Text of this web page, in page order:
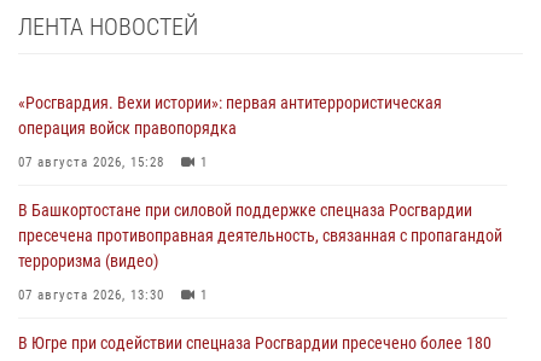
ЛЕНТА НОВОСТЕЙ
«Росгвардия. Вехи истории»: первая антитеррористическая
операция войск правопорядка
07 августа 2026, 15:28 1
В Башкортостане при силовой поддержке спецназа Росгвардии
пресечена противоправная деятельность, связанная с пропагандой
терроризма (видео)
07 августа 2026, 13:30 1
В Югре при содействии спецназа Росгвардии пресечено более 180